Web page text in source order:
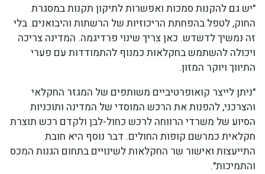
"יש גם להקנות סמכות ואפשרות לתיקון תקנות במסגרת
החוק, לטפל בהפחתת הריכוזיות של הרשתות והיבואנים. בלי
זה נמשיך לדשדש. כאן צריך שינוי פרדיגמה. המדינה צריכה
ויכולה להשתמש בחקלאות כמנוף להתמודדות עם פערי
התיווך ויוקר המזון.
"ניתן לייצר קואופרטיביים משותפים של המגזר החקלאי
והצרכני, להפנות את הרכש המוסדי של המדינה ותוכניות
הסיוע של משרדי הרווחה לרכש כחול-לבן ולקדם רכש תוצרת
חקלאית כמרשם קופות החולים. דבר נוסף היא חובת
התייעצות ואישור שר החקלאות לשינויים בתחום הגנות המכס
והתמיכות".